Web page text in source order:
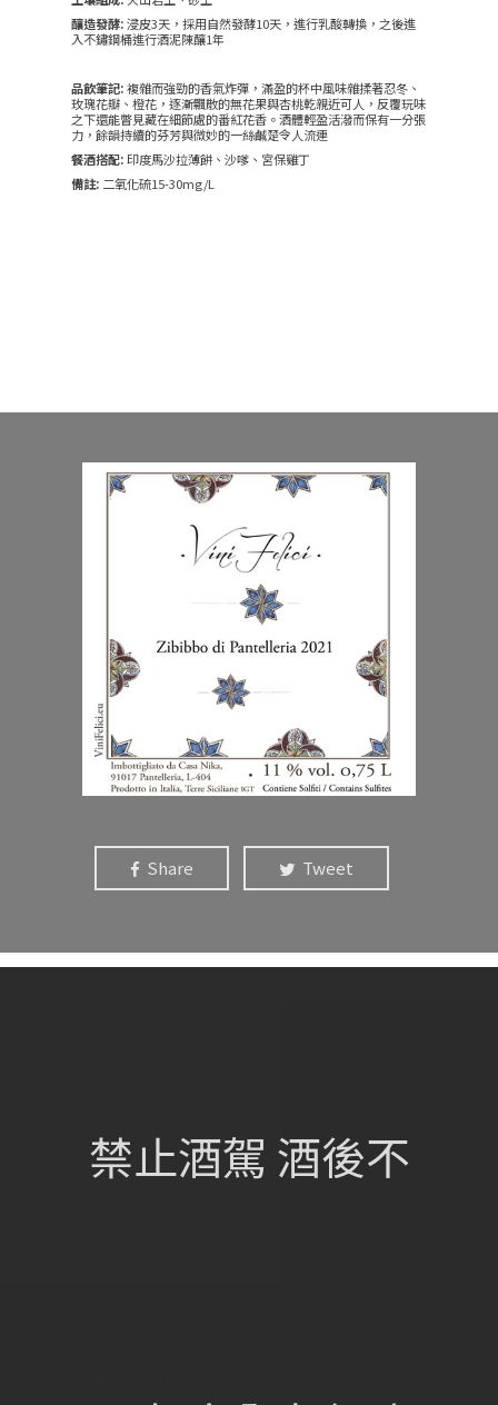
釀造發酵:浸皮3天，採用自然發酵10天，進行乳酸轉換，之後進
入不鏽鋼桶進行酒泥陳釀1年
品飲筆記:複雜而強勁的香氣炸彈，滿盈的杯中風味雜揉著忍冬、
玫瑰花瓣、橙花，逐漸飄散的無花果與杏桃乾親近可人，反覆玩味
之下還能瞥見藏在細節處的番紅花香。酒體輕盈活潑而保有一分張
力，餘韻持續的芬芳與微妙的一絲鹹楚令人流連
餐酒搭配:印度馬沙拉薄餅、沙嗲、宮保雞丁
備註: 二氧化硫15-30mg/L
Share Tweet
葡萄酒單
瀏覽收藏
禁止酒駕 酒後不